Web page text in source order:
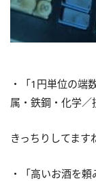
・「1円単位の端
属・鉄鋼・化学／
きっちりしてま
・「高いお酒を